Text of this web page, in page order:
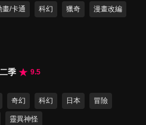
畫/卡通 科幻 獵奇 漫畫改編
季
9.5
奇幻 科幻 日本 冒險
靈異神怪